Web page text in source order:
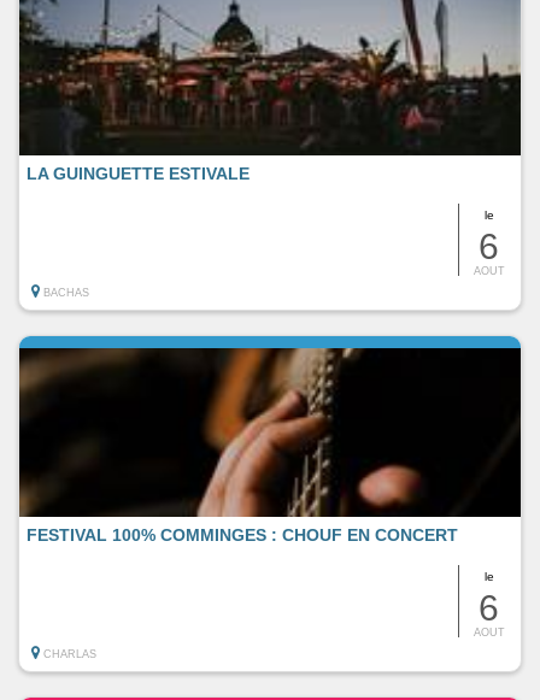
le
6
AOUT
LA GUINGUETTE ESTIVALE
BACHAS
le
6
AOUT
FESTIVAL 100% COMMINGES : CHOUF EN CONCERT
CHARLAS